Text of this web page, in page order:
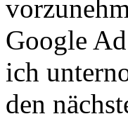
Google
ich
den